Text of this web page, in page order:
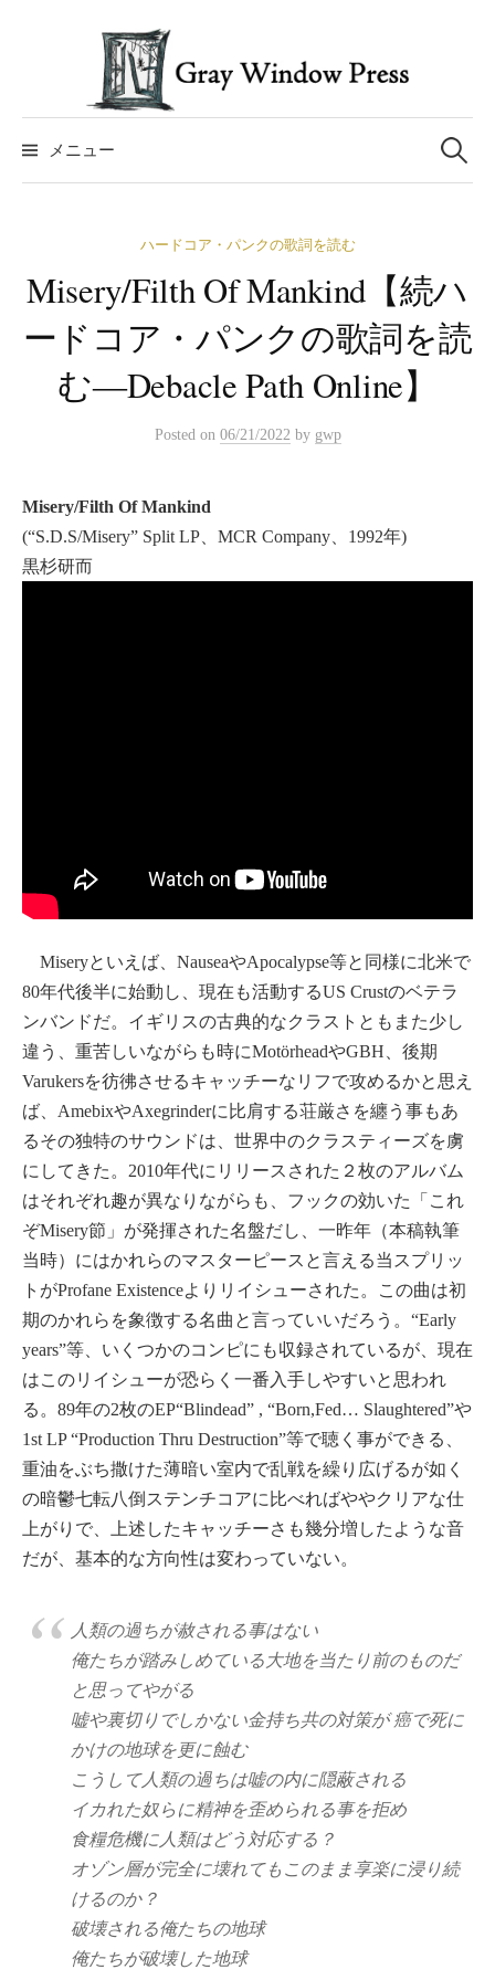
へ
プ
メニュー
検
索:
ハードコア・パンクの歌詞を読む
Misery/Filth Of Mankind【続ハ
ードコア・パンクの歌詞を読
む―Debacle Path Online】
Posted on 06/21/2022 by gwp
Misery/Filth Of Mankind
(“S.D.S/Misery” Split LP、MCR Company、1992年)
黒杉研而
Miseryといえば、NauseaやApocalypse等と同様に北米で
80年代後半に始動し、現在も活動するUS Crustのベテラ
ンバンドだ。イギリスの古典的なクラストともまた少し
違う、重苦しいながらも時にMotörheadやGBH、後期
Varukersを彷彿させるキャッチーなリフで攻めるかと思え
ば、AmebixやAxegrinderに比肩する荘厳さを纏う事もあ
るその独特のサウンドは、世界中のクラスティーズを虜
にしてきた。2010年代にリリースされた２枚のアルバム
はそれぞれ趣が異なりながらも、フックの効いた「これ
ぞMisery節」が発揮された名盤だし、一昨年（本稿執筆
当時）にはかれらのマスターピースと言える当スプリッ
トがProfane Existenceよりリイシューされた。この曲は初
期のかれらを象徴する名曲と言っていいだろう。“Early
years”等、いくつかのコンピにも収録されているが、現在
はこのリイシューが恐らく一番入手しやすいと思われ
る。89年の2枚のEP“Blindead” , “Born,Fed… Slaughtered”や
1st LP “Production Thru Destruction”等で聴く事ができる、
重油をぶち撒けた薄暗い室内で乱戦を繰り広げるが如く
の暗鬱七転八倒ステンチコアに比べればややクリアな仕
上がりで、上述したキャッチーさも幾分増したような音
だが、基本的な方向性は変わっていない。
人類の過ちが赦される事はない
俺たちが踏みしめている大地を当たり前のものだ
と思ってやがる
嘘や裏切りでしかない金持ち共の対策が 癌で死に
かけの地球を更に蝕む
こうして人類の過ちは嘘の内に隠蔽される
イカれた奴らに精神を歪められる事を拒め
食糧危機に人類はどう対応する？
オゾン層が完全に壊れてもこのまま享楽に浸り続
けるのか？
破壊される俺たちの地球
俺たちが破壊した地球